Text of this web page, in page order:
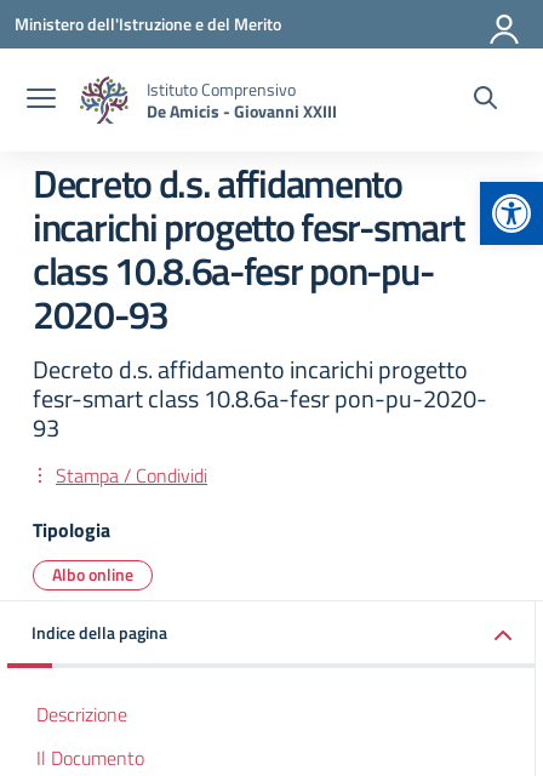
Vai ai contenuti
Vai al menu di navigazione
Vai al footer
Ministero dell'Istruzione e del Merito
Istituto Comprensivo
De Amicis - Giovanni XXIII
Decreto d.s. affidamento
incarichi progetto fesr-smart
class 10.8.6a-fesr pon-pu-
2020-93
Decreto d.s. affidamento incarichi progetto
fesr-smart class 10.8.6a-fesr pon-pu-2020-
93
Stampa / Condividi
Tipologia
Albo online
Indice della pagina
Descrizione
Il Documento